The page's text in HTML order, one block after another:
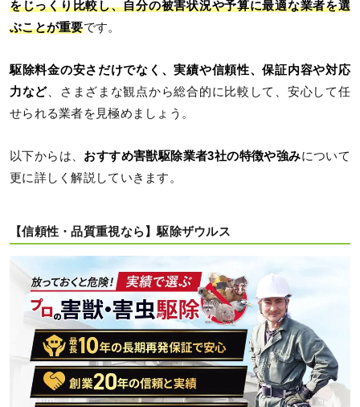
をじっくり比較し、自分の被害状況や予算に最適な業者を選
ぶことが重要です。
駆除料金の安さだけでなく、実績や信頼性、保証内容や対応
力など、さまざまな観点から総合的に比較して、安心して任
せられる業者を見極めましょう。
以下からは、 おすすめ害獣駆除業者3社の特徴や強みについて
更に詳しく解説していきます。
【信頼性・品質重視なら】駆除ザウルス